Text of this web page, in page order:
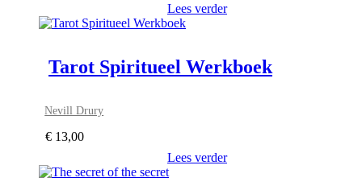
Lees verder
Tarot Spiritueel Werkboek
Nevill Drury
€ 13,00
Lees verder